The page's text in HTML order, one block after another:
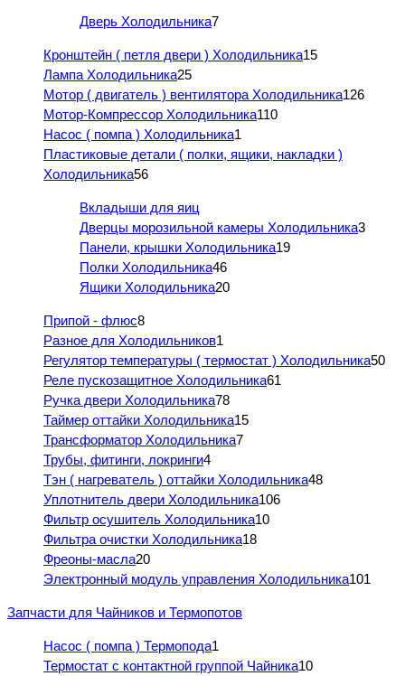
Дверь Холодильника7
Кронштейн ( петля двери ) Холодильника15
Лампа Холодильника25
Мотор ( двигатель ) вентилятора Холодильника126
Мотор-Компрессор Холодильника110
Насос ( помпа ) Холодильника1
Пластиковые детали ( полки, ящики, накладки )
Холодильника56
Вкладыши для яиц
Дверцы морозильной камеры Холодильника3
Панели, крышки Холодильника19
Полки Холодильника46
Ящики Холодильника20
Припой - флюс8
Разное для Холодильников1
Регулятор температуры ( термостат ) Холодильника50
Реле пускозащитное Холодильника61
Ручка двери Холодильника78
Таймер оттайки Холодильника15
Трансформатор Холодильника7
Трубы, фитинги, локринги4
Тэн ( нагреватель ) оттайки Холодильника48
Уплотнитель двери Холодильника106
Фильтр осушитель Холодильника10
Фильтра очистки Холодильника18
Фреоны-масла20
Электронный модуль управления Холодильника101
Запчасти для Чайников и Термопотов
Насос ( помпа ) Термопода1
Термостат с контактной группой Чайника10